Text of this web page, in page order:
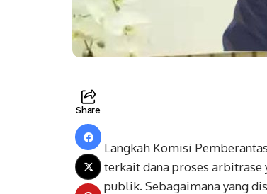
Share
Langkah Komisi
terkait dana proses arbitrase
publik. Sebagaimana yang